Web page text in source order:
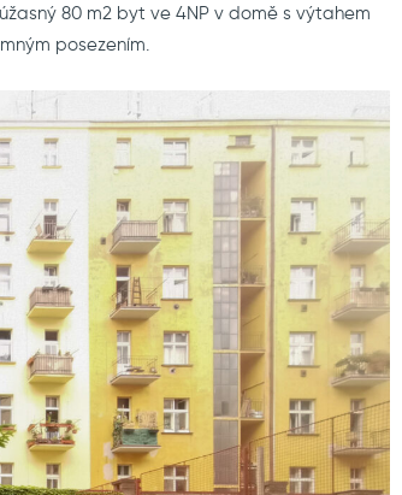
80 m2 byt ve 4NP v domě s výtahem
posezením.